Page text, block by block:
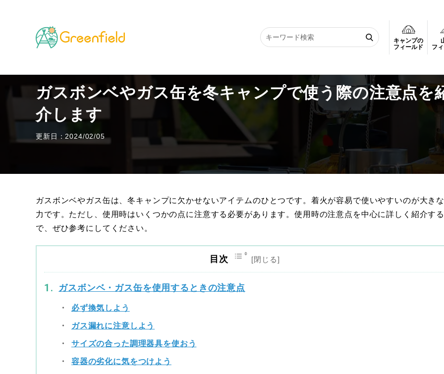
キャンプの
フィールド
フ
TOP キャンプのフィールド ガスボンベやガス缶を冬キャンプで使う際の注意点を紹介します
ガスボンベやガス缶を冬キャンプで使う際の注意点を
介します
更新日：2024/02/05
ガスボンベやガス缶は、冬キャンプに欠かせないアイテムのひとつです。着火が容易で使いやすいのが大き
力です。ただし、使用時はいくつかの点に注意する必要があります。使用時の注意点を中心に詳しく紹介す
で、ぜひ参考にしてください。
目次
ガスボンベ・ガス缶を使用するときの注意点
必ず換気しよう
ガス漏れに注意しよう
サイズの合った調理器具を使おう
容器の劣化に気をつけよう